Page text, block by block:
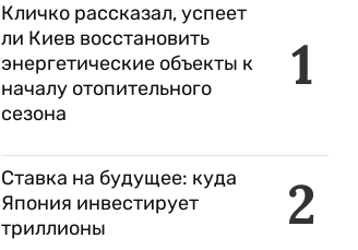
1
Кличко рассказал, успеет
ли Киев восстановить
энергетические объекты к
началу отопительного
сезона
2
Ставка на будущее: куда
Япония инвестирует
триллионы